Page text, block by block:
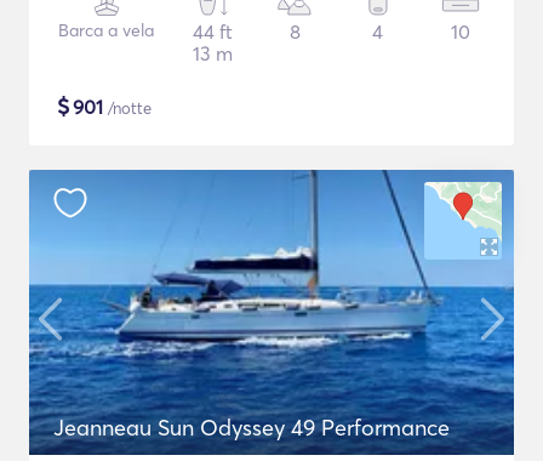
Barca a vela
44 ft
13 m
8 4 10
$901 /notte
Jeanneau Sun Odyssey 49 Performance